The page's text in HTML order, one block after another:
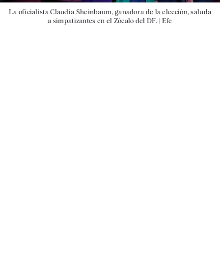
La oficialista Claudia Sheinbaum, ganadora de la elección, saluda
a simpatizantes en el Zócalo del DF. | Efe